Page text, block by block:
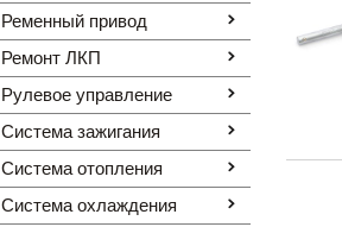
Ременный привод
Ремонт ЛКП
Рулевое управление
Система зажигания
Система отопления
Система охлаждения